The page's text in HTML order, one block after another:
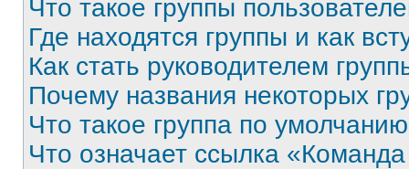
Что такое группы
Где находятся группы и как
Как стать руководителем
Почему названия некоторых
Что такое группа по
Что означает ссылка